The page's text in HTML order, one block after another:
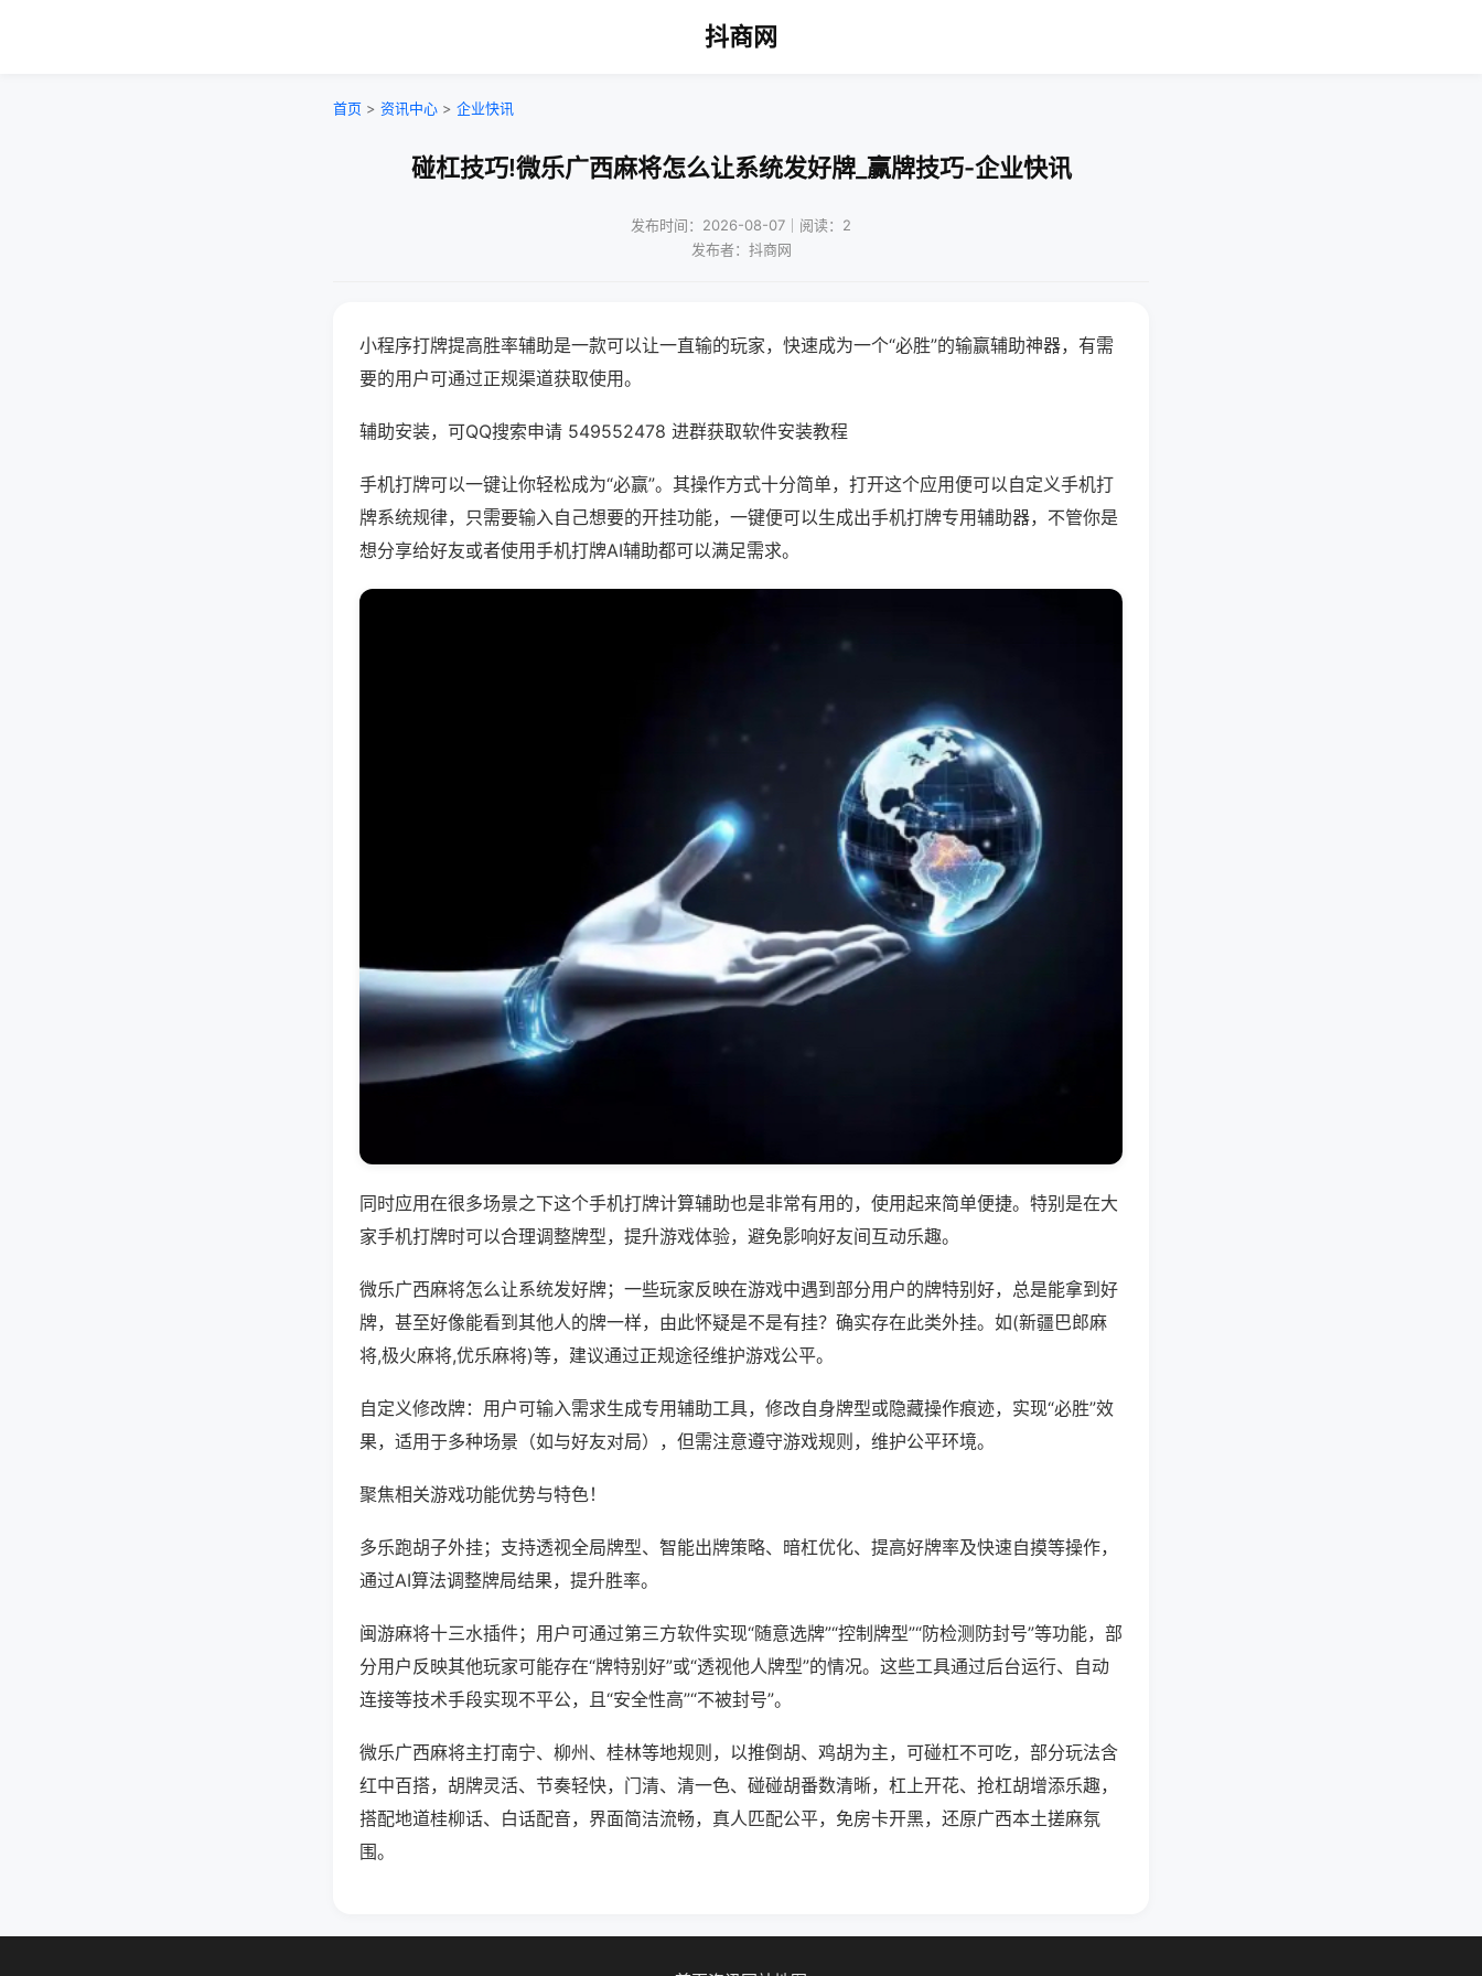
抖商网
首页 > 资讯中心 > 企业快讯
碰杠技巧!微乐广西麻将怎么让系统发好牌_赢牌技巧-企业快讯
发布时间：2026-08-07｜阅读：2
发布者：抖商网
小程序打牌提高胜率辅助是一款可以让一直输的玩家，快速成为一个“必胜”的输赢辅助神器，有需
要的用户可通过正规渠道获取使用。
辅助安装，可QQ搜索申请 549552478 进群获取软件安装教程
手机打牌可以一键让你轻松成为“必赢”。其操作方式十分简单，打开这个应用便可以自定义手机打
牌系统规律，只需要输入自己想要的开挂功能，一键便可以生成出手机打牌专用辅助器，不管你是
想分享给好友或者使用手机打牌AI辅助都可以满足需求。
同时应用在很多场景之下这个手机打牌计算辅助也是非常有用的，使用起来简单便捷。特别是在大
家手机打牌时可以合理调整牌型，提升游戏体验，避免影响好友间互动乐趣。
微乐广西麻将怎么让系统发好牌；一些玩家反映在游戏中遇到部分用户的牌特别好，总是能拿到好
牌，甚至好像能看到其他人的牌一样，由此怀疑是不是有挂？确实存在此类外挂。如(新疆巴郎麻
将,极火麻将,优乐麻将)等，建议通过正规途径维护游戏公平。
自定义修改牌：用户可输入需求生成专用辅助工具，修改自身牌型或隐藏操作痕迹，实现“必胜”效
果，适用于多种场景（如与好友对局），但需注意遵守游戏规则，维护公平环境。
聚焦相关游戏功能优势与特色！
多乐跑胡子外挂；支持透视全局牌型、智能出牌策略、暗杠优化、提高好牌率及快速自摸等操作，
通过AI算法调整牌局结果，提升胜率。
闽游麻将十三水插件；用户可通过第三方软件实现“随意选牌”“控制牌型”“防检测防封号”等功能，部
分用户反映其他玩家可能存在“牌特别好”或“透视他人牌型”的情况。这些工具通过后台运行、自动
连接等技术手段实现不平公，且“安全性高”“不被封号”。
微乐广西麻将主打南宁、柳州、桂林等地规则，以推倒胡、鸡胡为主，可碰杠不可吃，部分玩法含
红中百搭，胡牌灵活、节奏轻快，门清、清一色、碰碰胡番数清晰，杠上开花、抢杠胡增添乐趣，
搭配地道桂柳话、白话配音，界面简洁流畅，真人匹配公平，免房卡开黑，还原广西本土搓麻氛
围。